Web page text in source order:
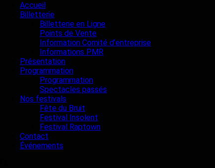
Accueil
Billetterie
Billetterie en Ligne
Points de Vente
Information Comité d’entreprise
Informations PMR
Présentation
Programmation
Programmation
Spectacles passés
Nos festivals
Fête du Bruit
Festival Insolent
Festival Raptown
Contact
Événements